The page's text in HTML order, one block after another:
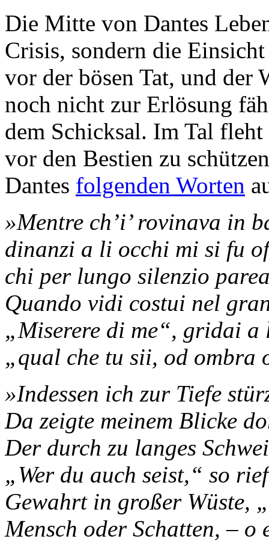
Die Mitte von Dantes
Crisis, sondern die
vor der bösen Tat, und der
noch nicht zur Erlösung
dem Schicksal. Im Tal
vor den Bestien zu
Dantes folgenden Worten
»Mentre ch’i’ rovinava in
dinanzi a li occhi mi si fu
chi per lungo silenzio
Quando vidi costui nel
„Miserere di me“, gridai a
„qual che tu sii, od ombra
»Indessen ich zur Tiefe
Da zeigte meinem Blicke
Der durch zu langes
„Wer du auch seist,“ so
Gewahrt in großer Wüste,
Mensch oder Schatten, –